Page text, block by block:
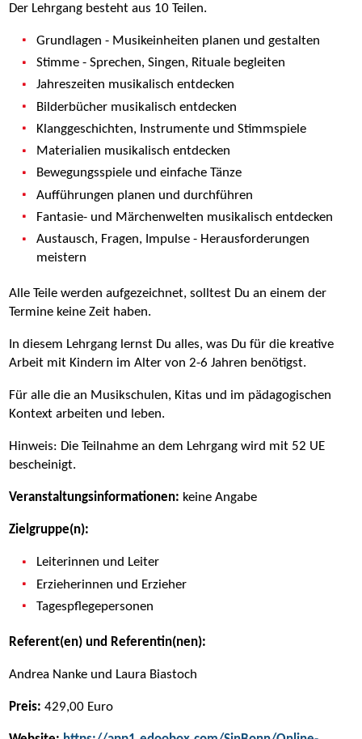
Der Lehrgang besteht aus 10 Teilen.
Grundlagen - Musikeinheiten planen und gestalten
Stimme - Sprechen, Singen, Rituale begleiten
Jahreszeiten musikalisch entdecken
Bilderbücher musikalisch entdecken
Klanggeschichten, Instrumente und Stimmspiele
Materialien musikalisch entdecken
Bewegungsspiele und einfache Tänze
Aufführungen planen und durchführen
Fantasie- und Märchenwelten musikalisch entdecken
Austausch, Fragen, Impulse - Herausforderungen
meistern
Alle Teile werden aufgezeichnet, solltest Du an einem der
Termine keine Zeit haben.
In diesem Lehrgang lernst Du alles, was Du für die kreative
Arbeit mit Kindern im Alter von 2-6 Jahren benötigst.
Für alle die an Musikschulen, Kitas und im pädagogischen
Kontext arbeiten und leben.
Hinweis: Die Teilnahme an dem Lehrgang wird mit 52 UE
bescheinigt.
Veranstaltungsinformationen: keine Angabe
Zielgruppe(n):
Leiterinnen und Leiter
Erzieherinnen und Erzieher
Tagespflegepersonen
Referent(en) und Referentin(nen):
Andrea Nanke und Laura Biastoch
Preis: 429,00 Euro